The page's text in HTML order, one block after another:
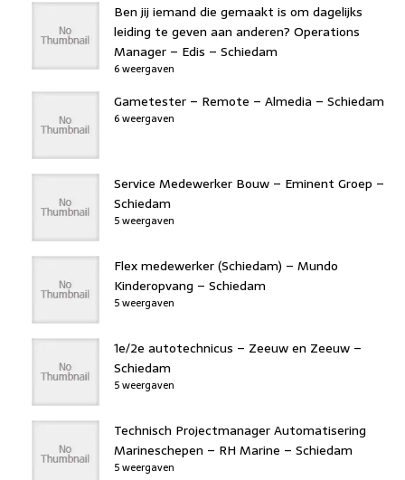
Ben jij iemand die gemaakt is om dagelijks
leiding te geven aan anderen? Operations
Manager – Edis – Schiedam
6 weergaven
Gametester – Remote – Almedia – Schiedam
6 weergaven
Service Medewerker Bouw – Eminent Groep –
Schiedam
5 weergaven
Flex medewerker (Schiedam) – Mundo
Kinderopvang – Schiedam
5 weergaven
1e/2e autotechnicus – Zeeuw en Zeeuw –
Schiedam
5 weergaven
Technisch Projectmanager Automatisering
Marineschepen – RH Marine – Schiedam
5 weergaven